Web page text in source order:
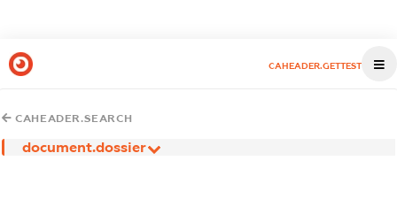
CAHEADER.GETTEST
CAHEADER.SEARCH
document.dossier